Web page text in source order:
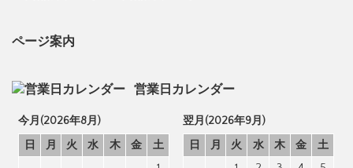
ページ案内
営業日カレンダー
今月(2026年8月)
日
月 火 水 木 金
土
翌月(2026年9月)
日
月 火 水 木 金
土